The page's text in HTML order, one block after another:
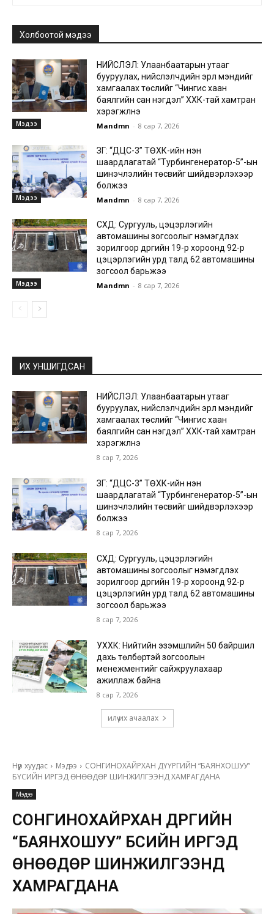
Холбоотой мэдээ
Мэдээ
НИЙСЛЭЛ: Улаанбаатарын утааг
бууруулах, нийслэлчүүдийн эрүүл мэндийг
хамгаалах төслийг “Чингис хаан
баялгийн сан нэгдэл” ХХК-тай хамтран
хэрэгжүүлнэ
Mandmn - 8 сар 7, 2026
Мэдээ
ЗГ: “ДЦС-3” ТӨХК-ийн нэн
шаардлагатай “Турбингенератор-5”-ын
шинэчлэлийн төсвийг шийдвэрлэхээр
болжээ
Mandmn - 8 сар 7, 2026
Мэдээ
СХД: Сургууль, цэцэрлэгийн
автомашины зогсоолыг нэмэгдүүлэх
зорилгоор дүүргийн 19-р хороонд 92-р
цэцэрлэгийн урд талд 62 автомашины
зогсоол барьжээ
Mandmn - 8 сар 7, 2026
ИХ УНШИГДСАН
НИЙСЛЭЛ: Улаанбаатарын утааг
бууруулах, нийслэлчүүдийн эрүүл мэндийг
хамгаалах төслийг “Чингис хаан
баялгийн сан нэгдэл” ХХК-тай хамтран
хэрэгжүүлнэ
8 сар 7, 2026
ЗГ: “ДЦС-3” ТӨХК-ийн нэн
шаардлагатай “Турбингенератор-5”-ын
шинэчлэлийн төсвийг шийдвэрлэхээр
болжээ
8 сар 7, 2026
СХД: Сургууль, цэцэрлэгийн
автомашины зогсоолыг нэмэгдүүлэх
зорилгоор дүүргийн 19-р хороонд 92-р
цэцэрлэгийн урд талд 62 автомашины
зогсоол барьжээ
8 сар 7, 2026
УХХК: Нийтийн эзэмшлийн 50 байршил
дахь төлбөртэй зогсоолын
менежментийг сайжруулахаар
ажиллаж байна
8 сар 7, 2026
илүү их ачаалах